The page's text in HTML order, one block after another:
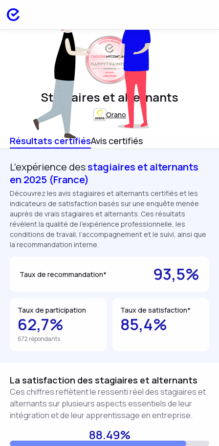
HAPPYTRAINEES
FRANCE
AUG 2025
Stagiaires et alternants
Orano
Résultats certifiésAvis certifiés
L’expérience desstagiaires et alternants
en 2025 (France)
Découvrez les avis stagiaires et alternants certifiés et les
indicateurs de satisfaction basés sur une enquête menée
auprès de vrais stagiaires et alternants. Ces résultats
révèlent la qualité de l’expérience professionnelle, les
conditions de travail, l’accompagnement et le suivi, ainsi que
la recommandation interne.
Taux de recommandation* 93,5%
Taux de participation
62,7%
672 répondants
Taux de satisfaction*
85,4%
La satisfaction des stagiaires et alternants
Ces chiffres reflètent le ressenti réel des stagiaires et
alternants sur plusieurs aspects essentiels de leur
intégration et de leur apprentissage en entreprise.
88.49%